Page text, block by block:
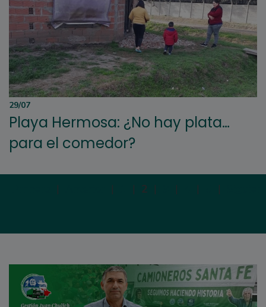
29/07
Playa Hermosa: ¿No hay plata…
para el comedor?
| | | 2 | | | |